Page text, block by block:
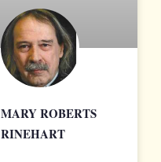
MARY ROBERTS
RINEHART